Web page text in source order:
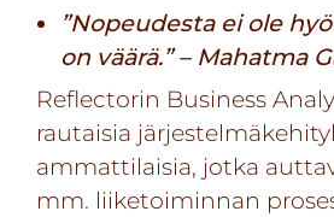
”Nopeudesta ei ole
on väärä.” – Mahatma
Reflectorin Business
rautaisia
ammattilaisia, jotka
mm. liiketoiminnan